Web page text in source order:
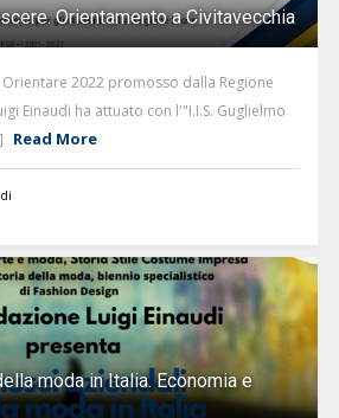
Orientamento a Civitavecchia
2022 promosso dalla Regione
Einaudi ha attuato con l'"I.I.S. Guglielmo
Read More
moda in Italia. Economia e